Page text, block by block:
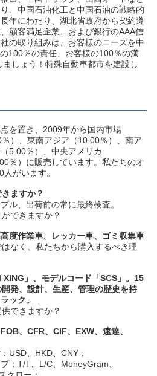
、中国石油化工と中国石油の戦略的
年にわたり、湖北省政府から契約遵
顧客満足企業、および銀行のAAA信
の取り組みは、お客様のニーズを中
100％の責任、お客様の100％の満
しょう！特殊自動車都市を建設し
を置き、2009年から国内市場
％）、東南アジア（10.00％）、南ア
5.00％）、中央アメリカ
％）に販売しています。私たちのオ
がいます。
ますか？
ル、出荷前の常に最終検査。
できますか？
度作業車、レッカー車、ゴミ収集車
なく、私たちから購入するべき理
」、モデルコード「SCS」。15
発、設計、生産、管理の歴史を持
ック。
できますか？
、CFR、CIF、EXW、速達、
USD、HKD、CNY；
：T/T、L/C、MoneyGram、